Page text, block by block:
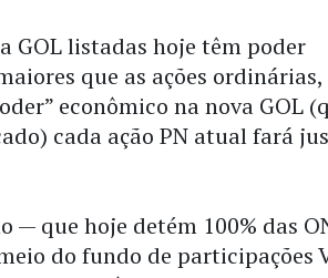
GOL listadas hoje têm poder
que as ações
econômico na nova GOL
cada ação PN atual fará
que hoje detém 100% das
do fundo de participações